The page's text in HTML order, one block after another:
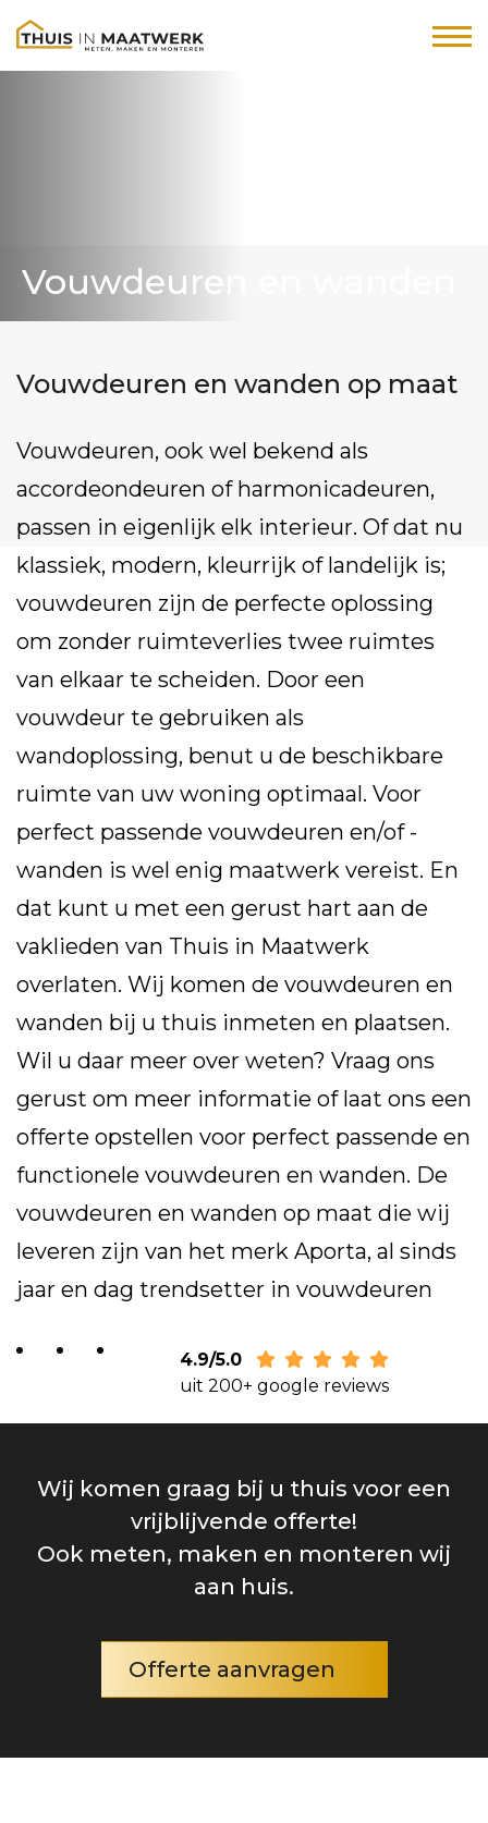
Vouwdeuren en wanden
Vouwdeuren en wanden op maat
Vouwdeuren, ook wel bekend als
accordeondeuren of harmonicadeuren,
passen in eigenlijk elk interieur. Of dat nu
klassiek, modern, kleurrijk of landelijk is;
vouwdeuren zijn de perfecte oplossing
om zonder ruimteverlies twee ruimtes
van elkaar te scheiden. Door een
vouwdeur te gebruiken als
wandoplossing, benut u de beschikbare
ruimte van uw woning optimaal. Voor
perfect passende vouwdeuren en/of -
wanden is wel enig maatwerk vereist. En
dat kunt u met een gerust hart aan de
vaklieden van Thuis in Maatwerk
overlaten. Wij komen de vouwdeuren en
wanden bij u thuis inmeten en plaatsen.
Wil u daar meer over weten? Vraag ons
gerust om meer informatie of laat ons een
offerte opstellen voor perfect passende en
functionele vouwdeuren en wanden. De
vouwdeuren en wanden op maat die wij
leveren zijn van het merk Aporta, al sinds
jaar en dag trendsetter in vouwdeuren
4.9/5.0
uit 200+ google reviews
Wij komen graag bij u thuis voor een
vrijblijvende offerte!
Ook meten, maken en monteren wij
aan huis.
Offerte aanvragen